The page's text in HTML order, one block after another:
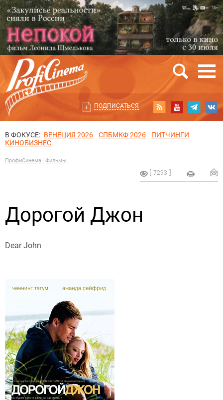
ПОДПИСАТЬСЯ
В ФОКУСЕ: ВЕНЕЦИЯ 2026 СПБМКФ 2026
ПИТЧИНГИ
КИНОБИЗНЕС
ПрофиСинема Фильмы.
7293
Дорогой Джон
Dear John